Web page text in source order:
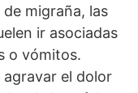
migraña, las
ir asociadas
o vómitos.
agravar el dolor